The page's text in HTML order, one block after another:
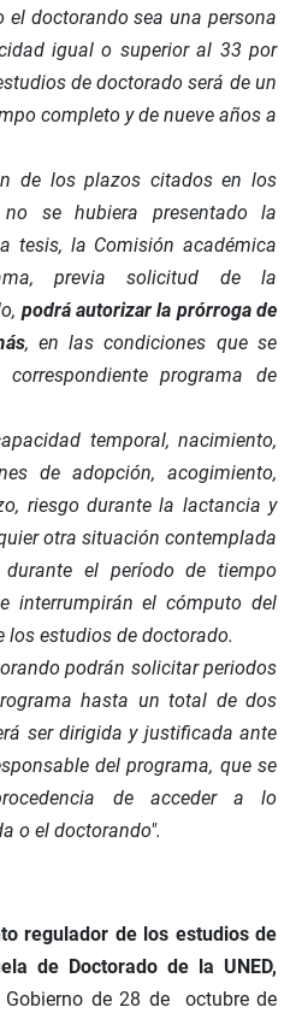
el doctorando sea una persona
igual o superior al 33 por
de doctorado será de un
completo y de nueve años a
de los plazos citados en los
se hubiera presentado la
tesis, la Comisión académica
previa solicitud de la
podrá autorizar la prórroga de
, en las condiciones que se
programa de
temporal, nacimiento,
de adopción, acogimiento,
riesgo durante la lactancia y
otra situación contemplada
el período de tiempo
interrumpirán el cómputo del
estudios de doctorado.
podrán solicitar periodos
hasta un total de dos
ser dirigida y justificada ante
del programa, que se
de acceder a lo
o el doctorando".
regulador de los estudios de
de Doctorado de la UNED,
Gobierno de 28 de octubre de